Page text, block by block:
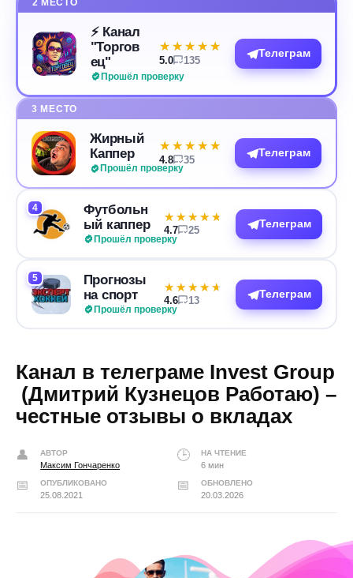
2 МЕСТО
⚡️ Канал
"Торгов
ец"
Прошёл проверку
★★★★★
★★★★★
5.0 135
Телеграм
3 МЕСТО
Жирный
Каппер
Прошёл проверку
★★★★★
★★★★★
4.8 35
Телеграм
4
Футбольн
ый каппер
Прошёл проверку
★★★★★
★★★★★
4.7 25
Телеграм
5
Прогнозы
на спорт
Прошёл проверку
★★★★★
★★★★★
4.6 13
Телеграм
Канал в телеграме Invest Group
(Дмитрий Кузнецов Работаю) –
честные отзывы о вкладах
АВТОР
Максим Гончаренко
НА ЧТЕНИЕ
6 мин
ОПУБЛИКОВАНО
25.08.2021
ОБНОВЛЕНО
20.03.2026